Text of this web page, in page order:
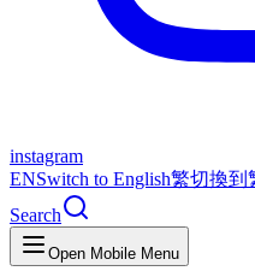
instagram
ENSwitch to English繁切換到
Search
Open Mobile Menu